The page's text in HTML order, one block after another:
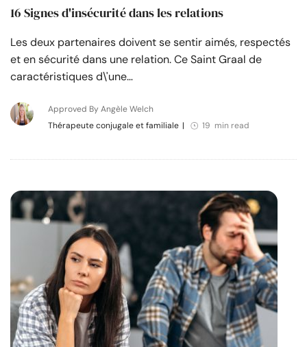
16 Signes d'insécurité dans les relations
Les deux partenaires doivent se sentir aimés, respectés
et en sécurité dans une relation. Ce Saint Graal de
caractéristiques d\'une…
Approved By Angèle Welch
Thérapeute conjugale et familiale | 19 min read